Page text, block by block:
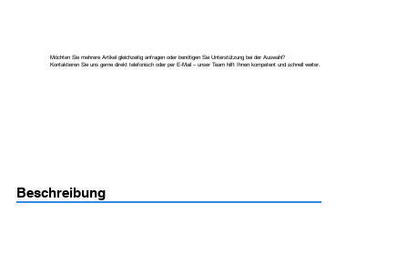
Möchten Sie mehrere Artikel gleichzeitig anfragen oder benötigen Sie Unterstützung bei der Auswahl?
Kontaktieren Sie uns gerne direkt telefonisch oder per E-Mail – unser Team hilft Ihnen kompetent und schnell weiter.
Beschreibung